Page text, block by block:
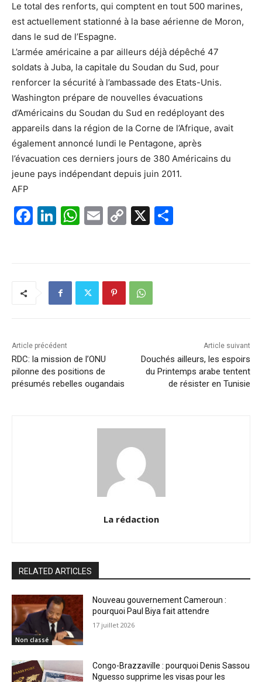
Le total des renforts, qui comptent en tout 500 marines,
est actuellement stationné à la base aérienne de Moron,
dans le sud de l’Espagne.
L’armée américaine a par ailleurs déjà dépêché 47
soldats à Juba, la capitale du Soudan du Sud, pour
renforcer la sécurité à l’ambassade des Etats-Unis.
Washington prépare de nouvelles évacuations
d’Américains du Soudan du Sud en redéployant des
appareils dans la région de la Corne de l’Afrique, avait
également annoncé lundi le Pentagone, après
l’évacuation ces derniers jours de 380 Américains du
jeune pays indépendant depuis juin 2011.
AFP
F
k
Li
dI
n
W
A
p
E
C
Li
n
X
Article précédent
RDC: la mission de l’ONU
pilonne des positions de
présumés rebelles ougandais
Article suivant
Douchés ailleurs, les espoirs
du Printemps arabe tentent
de résister en Tunisie
La rédaction
RELATED ARTICLES
Non classé
Nouveau gouvernement Cameroun :
pourquoi Paul Biya fait attendre
17 juillet 2026
Congo-Brazzaville : pourquoi Denis Sassou
Nguesso supprime les visas pour les